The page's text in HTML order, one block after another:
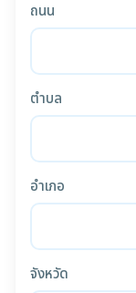
ถนน
ตำบล
อำเภอ
จังหวัด